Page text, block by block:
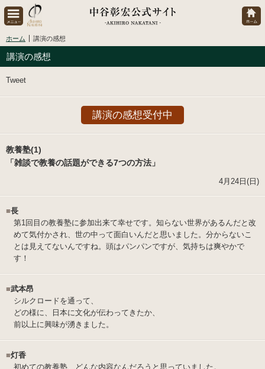
ホーム 講演の感想
講演の感想
Tweet
講演の感想受付中
教養塾(1)
「雑談で教養の話題ができる7つの方法」
4月24日(日)
■長
第1回目の教養塾に参加出来て幸せです。知らない世界があるんだと改
めて気付かされ、世の中って面白いんだと思いました。分からないこ
とは見えてないんですね。頭はパンパンですが、気持ちは爽やかで
す！
■武本昂
シルクロードを通って、
どの様に、日本に文化が伝わってきたか、
前以上に興味が湧きました。
■灯香
初めての教養塾、どんな内容なんだろうと思っていました。